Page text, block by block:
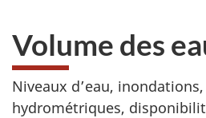
Volume des
Niveaux d’eau,
hydrométriques,